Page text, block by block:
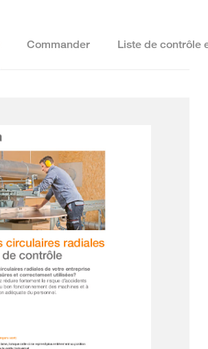
Commander Liste de contrôle